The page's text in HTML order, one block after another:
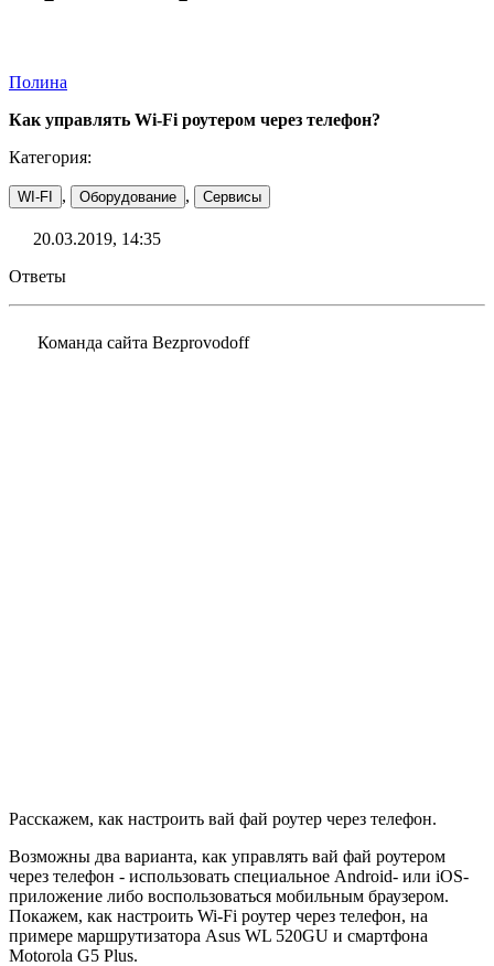
Полина
Как управлять Wi-Fi роутером через телефон?
Категория:
WI-FI , Оборудование , Сервисы
20.03.2019, 14:35
Ответы
Команда сайта Bezprovodoff
Расскажем, как настроить вай фай роутер через телефон.
Возможны два варианта, как управлять вай фай роутером
через телефон - использовать специальное Android- или iOS-
приложение либо воспользоваться мобильным браузером.
Покажем, как настроить Wi-Fi роутер через телефон, на
примере маршрутизатора Asus WL 520GU и смартфона
Motorola G5 Plus.